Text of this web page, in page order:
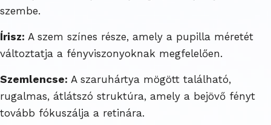
szembe.
Írisz: A szem színes része, amely a pupilla méretét
változtatja a fényviszonyoknak megfelelően.
Szemlencse: A szaruhártya mögött található,
rugalmas, átlátszó struktúra, amely a bejövő fényt
tovább fókuszálja a retinára.